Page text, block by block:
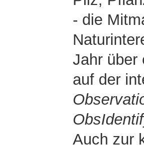
- die
Jahr über
auf der
Auch zur